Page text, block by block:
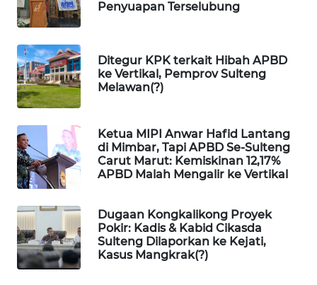
Penyuapan Terselubung
Ditegur KPK terkait Hibah APBD
ke Vertikal, Pemprov Sulteng
Melawan(?)
Ketua MIPI Anwar Hafid Lantang
di Mimbar, Tapi APBD Se-Sulteng
Carut Marut: Kemiskinan 12,17%
APBD Malah Mengalir ke Vertikal
Dugaan Kongkalikong Proyek
Pokir: Kadis & Kabid Cikasda
Sulteng Dilaporkan ke Kejati,
Kasus Mangkrak(?)
WAHANA
SPORT
WAHANA
UMKM
WAHANA
SELEB
WAHANA
PERSONA
WAHANA
OTOMOTIF
WAHANA